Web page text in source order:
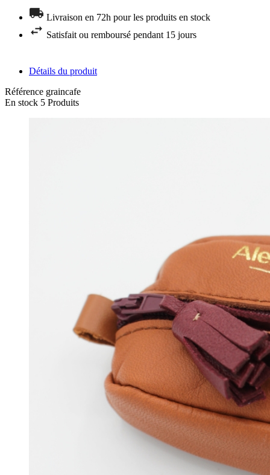
Livraison en 72h pour les produits en stock
Satisfait ou remboursé pendant 15 jours
Détails du produit
Référence graincafe
En stock 5 Produits